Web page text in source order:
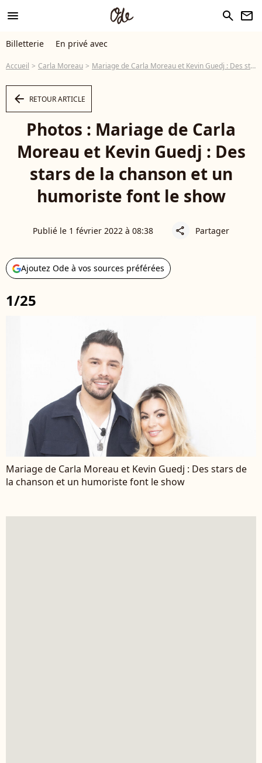
menu search newsletter
Billetterie En privé avec
Accueil Carla Moreau Mariage de Carla Moreau et Kevin Guedj : Des stars de la chanson et un humoriste font le show
arrow_left RETOUR ARTICLE
Photos : Mariage de Carla
Moreau et Kevin Guedj : Des
stars de la chanson et un
humoriste font le show
Publié le 1 février 2022 à 08:38 share Partager
Ajoutez Ode à vos sources préférées
1/25
Mariage de Carla Moreau et Kevin Guedj : Des stars de
la chanson et un humoriste font le show